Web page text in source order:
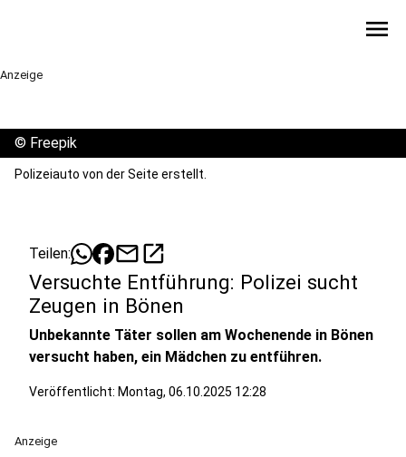
menu
Anzeige
© Freepik
Polizeiauto von der Seite erstellt.
Teilen: mailopen_in_new
Versuchte Entführung: Polizei sucht
Zeugen in Bönen
Unbekannte Täter sollen am Wochenende in Bönen
versucht haben, ein Mädchen zu entführen.
Veröffentlicht: Montag, 06.10.2025 12:28
Anzeige